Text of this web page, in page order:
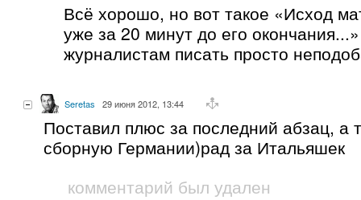
Всё хорошо, но вот такое «Исход
уже за 20 минут до его
журналистам писать просто
Seretas 29 июня 2012, 13:44
Поставил плюс за последний абзац, а
сборную Германии)рад за Итальяшек
комментарий был удален